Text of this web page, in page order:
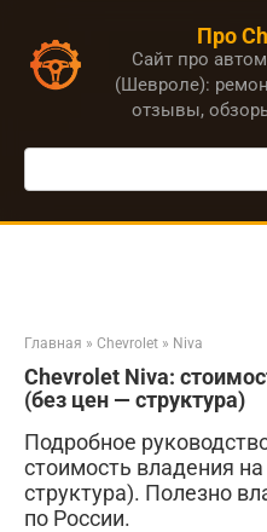
контенту
Про
Сайт про
(Шевроле):
отзывы,
Поиск:
Главная » Chevrolet » Niva
Chevrolet Niva:
(без цен — структура)
Подробное
стоимость владения
структура). Полезно
по России.